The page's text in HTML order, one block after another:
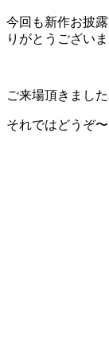
今回も新作お披
りがとうございま
ご来場頂きまし
それではどうぞ〜